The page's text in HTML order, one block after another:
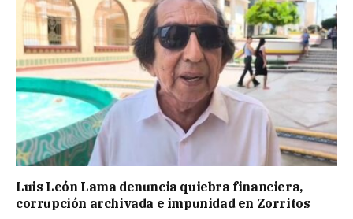
Luis León Lama denuncia quiebra financiera,
corrupción archivada e impunidad en Zorritos